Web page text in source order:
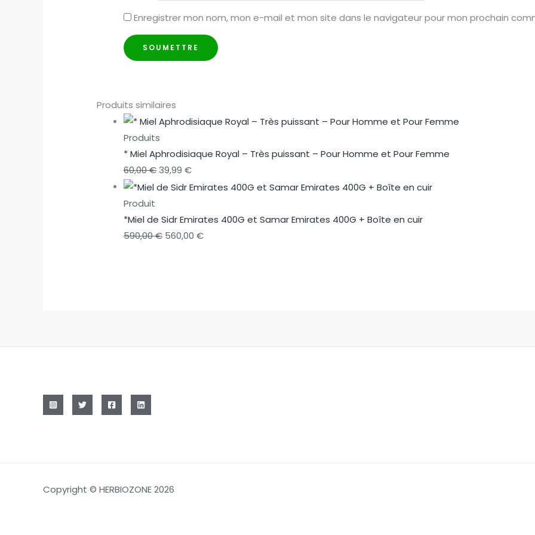
Enregistrer mon nom, mon e-mail et mon site dans le navigateur pour mon prochain
Produits similaires
Produits
* Miel Aphrodisiaque Royal – Très puissant – Pour Homme et Pour Femme
60,00€Le
prix
était :
60,00 €.
39,99 €Le
prix
est :
39,99 €.
Produit
*Miel de Sidr Emirates 400G et Samar Emirates 400G + Boîte en cuir
590,00€ Le
560,00 €Le
Copyright © HERBIOZONE 2026